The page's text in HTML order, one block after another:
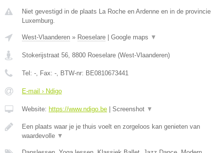
Niet gevestigd in de plaats La Roche en Ardenne en in de provincie
Luxemburg.
West-Vlaanderen » Roeselare | Google maps ▼
Stokerijstraat 56 8800 Roeselare (West-Vlaanderen)
Tel: - , Fax: - , BTW-nr: BE0810673441
E-mail › Ndigo
Website: https://www.ndigo.be | Screenshot ▼
Een plaats waar je je thuis voelt en zorgeloos kan genieten van
waardevolle ▼